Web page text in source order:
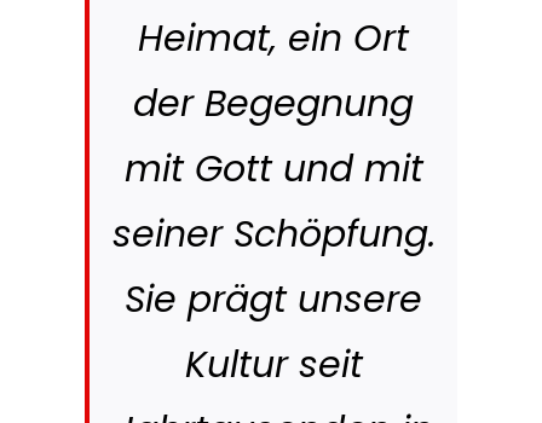
Heimat, ein Ort
der Begegnung
mit Gott und mit
seiner Schöpfung.
Sie prägt unsere
Kultur seit